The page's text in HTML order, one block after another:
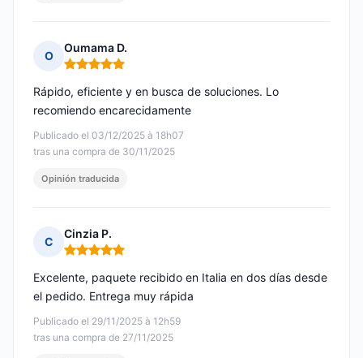
O
Oumama D.
Nota: 5 de 5
Publicado el 03/12/2025 à 18h07
tras una compra de 30/11/2025
Rápido, eficiente y en busca de soluciones. Lo
recomiendo encarecidamente
Opinión traducida
C
Cinzia P.
Nota: 5 de 5
Publicado el 29/11/2025 à 12h59
tras una compra de 27/11/2025
Excelente, paquete recibido en Italia en dos días desde
el pedido. Entrega muy rápida